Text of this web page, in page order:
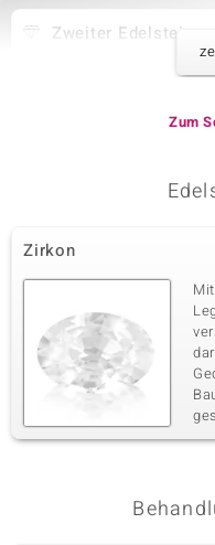
Zweiter Edelstein
Dritter Edelstein
Edelsteinvarietät
Karatgewicht Summe
0,067 ct
Fassung
Krappenfassung
Zum
Zirkon